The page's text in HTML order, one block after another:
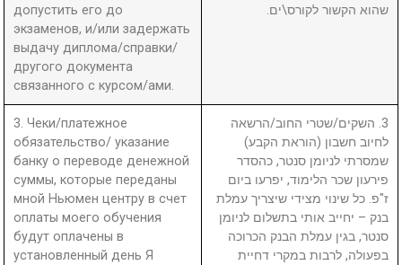
допустить его до
экзаменов, и/или задержать
выдачу диплома/справки/
другого документа
связанного с курсом/ами.
שהוא הקשור לקורס\ים.
3. Чеки/платежное
обязательство/ указание
банку о переводе денежной
суммы, которые переданы
мной Ньюмен центру в счет
оплаты моего обучения
будут оплачены в
установленный день Я
3. השקים/שטרי החוב/הרשאה
לחיוב חשבון (הוראת הקבע)
שמסרתי לניומן סנטר, כהסדר
פירעון שכר הלימוד, יפרעו ביום
ז"פ. כל שינוי מצידי שיצריך עמלת
בנק – יחייב אותי בתשלום לניומן
סנטר, בגין עמלת הבנק הכרוכה
בפעולה, לרבות במקרי דחיית